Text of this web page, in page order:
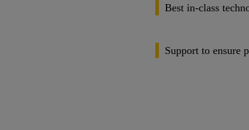
Best in-class
Support to ensure